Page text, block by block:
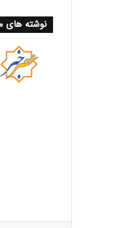
نوشته های